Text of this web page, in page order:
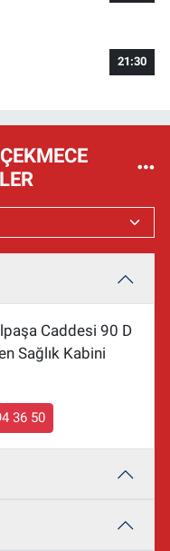
21:30
Caddesi 90 D
Sağlık Kabini
36 50